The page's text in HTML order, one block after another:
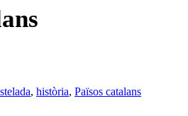
, història, Països catalans